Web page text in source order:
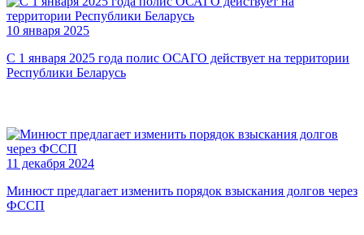
10 января 2025
С 1 января 2025 года полис ОСАГО действует на территории
Республики Беларусь
11 декабря 2024
Минюст предлагает изменить порядок взыскания долгов через
ФССП